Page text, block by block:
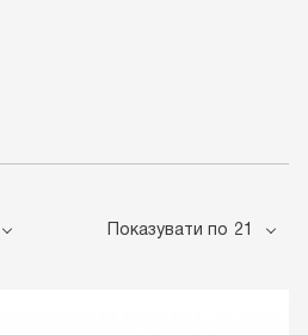
Показувати по 21